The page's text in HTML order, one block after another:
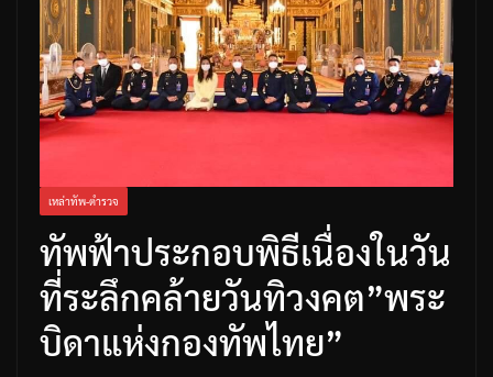
เหล่าทัพ-ตำรวจ
ทัพฟ้าประกอบพิธีเนื่องในวัน
ที่ระลึกคล้ายวันทิวงคต”พระ
บิดาแห่งกองทัพไทย”